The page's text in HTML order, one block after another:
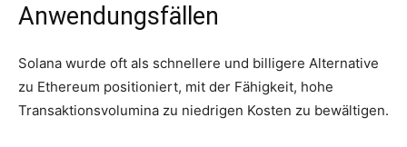
Anwendungsfällen
Solana wurde oft als schnellere und billigere Alternative
zu Ethereum positioniert, mit der Fähigkeit, hohe
Transaktionsvolumina zu niedrigen Kosten zu bewältigen.